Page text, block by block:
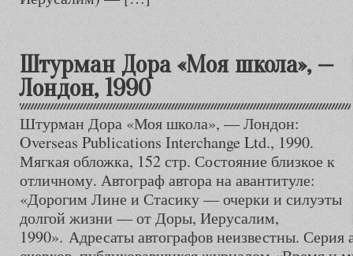
Штурман Дора «Моя школа», —
Лондон, 1990
Штурман Дора «Моя школа», — Лондон:
Overseas Publications Interchange Ltd., 1990.
Мягкая обложка, 152 стр. Состояние близкое к
отличному. Автограф автора на авантитуле:
«Дорогим Лине и Стасику — очерки и силуэты
долгой жизни — от Доры, Иерусалим,
1990». Адресаты автографов неизвестны. Серия